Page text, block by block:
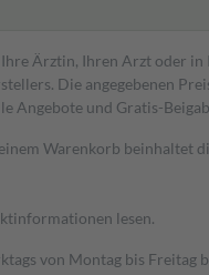
Ärztin, Ihren Arzt oder
Die angegebenen
Angebote und Gratis-
Warenkorb
lesen.
von Montag bis